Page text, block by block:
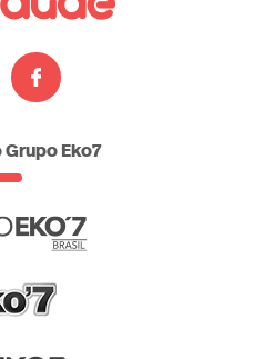
datas-
Eko7